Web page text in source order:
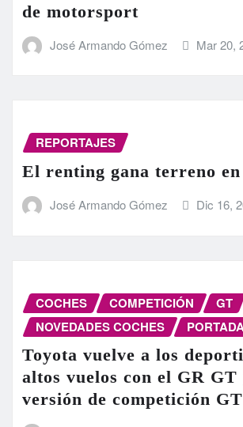
de motorsport
José Armando Gómez Mar 20,
REPORTAJES
El renting gana terreno en
José Armando Gómez Dic 16,
COCHES COMPETICIÓN
GT
NOVEDADES COCHES
Toyota vuelve a los
altos vuelos con el GR GT
versión de competición